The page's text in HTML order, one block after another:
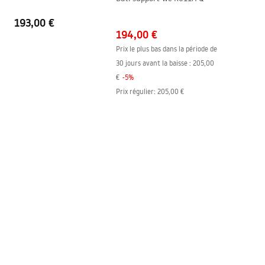
193,00 €
194,00 €
Prix le plus bas dans la période de
30 jours avant la baisse : 205,00
€ -5%
Prix régulier: 205,00 €